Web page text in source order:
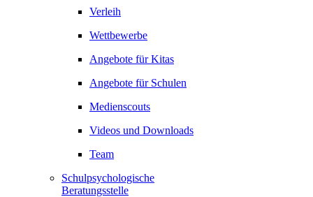
Verleih
Wettbewerbe
Angebote für Kitas
Angebote für Schulen
Medienscouts
Videos und Downloads
Team
Schulpsychologische
Beratungsstelle